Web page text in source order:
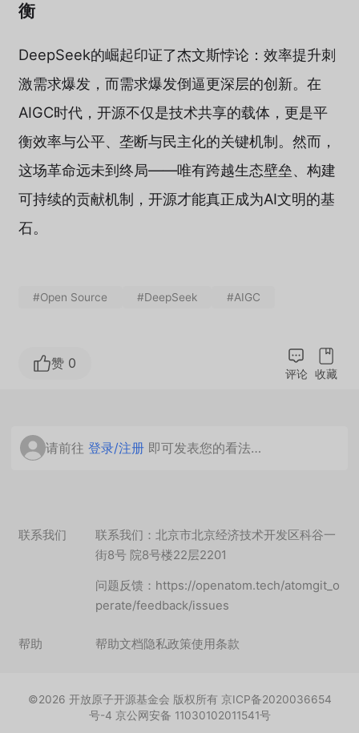
衡
DeepSeek的崛起印证了杰文斯悖论：效率提升刺
激需求爆发，而需求爆发倒逼更深层的创新。在
AIGC时代，开源不仅是技术共享的载体，更是平
衡效率与公平、垄断与民主化的关键机制。然而，
这场革命远未到终局——唯有跨越生态壁垒、构建
可持续的贡献机制，开源才能真正成为AI文明的基
石。
#Open Source #DeepSeek #AIGC
赞 0
评论 收藏
请前往登录/注册 即可发表您的看法…
联系我们
联系我们：北京市北京经济技术开发区科谷一
街8号 院8号楼22层2201
问题反馈：https://openatom.tech/atomgit_o
perate/feedback/issues
帮助 帮助文档隐私政策使用条款
©2026 开放原子开源基金会 版权所有 京ICP备2020036654
号-4 京公网安备 11030102011541号